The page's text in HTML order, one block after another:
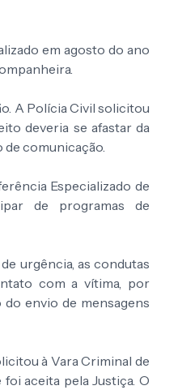
em agosto do ano
A Polícia Civil solicitou
deveria se afastar da
comunicação.
Especializado de
de programas de
urgência, as condutas
com a vítima, por
envio de mensagens
à Vara Criminal de
aceita pela Justiça. O